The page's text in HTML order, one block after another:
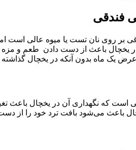
بر روی نان تست یا میوه عالی است
یخچال باعث از دست دادن طعم و مزه
عرض یک ماه بدون آنکه در یخچال
است که نگهداری آن در یخچال باعث
باعث می‌شود بافت ترد خود را از دست